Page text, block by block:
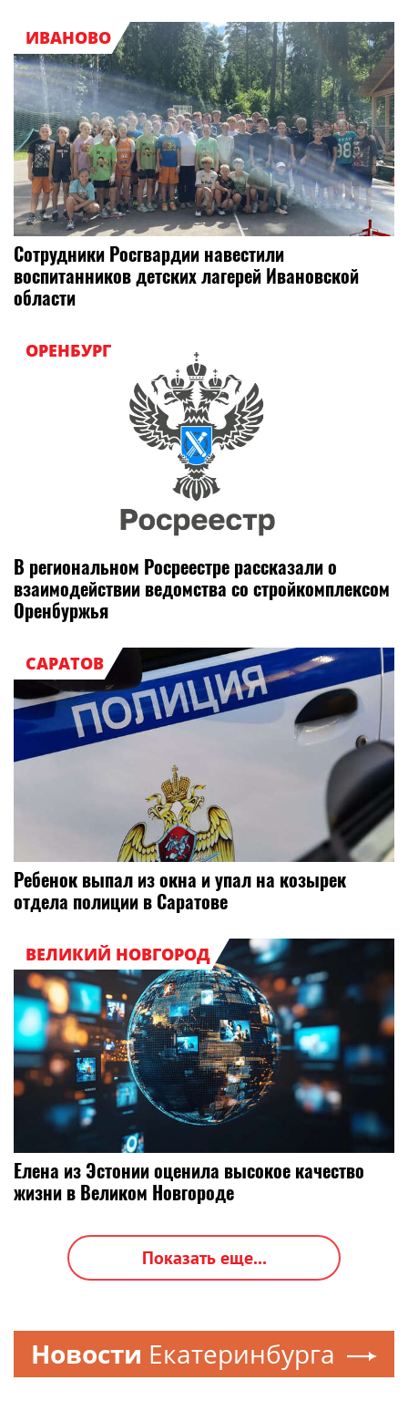
ИВАНОВО
Сотрудники Росгвардии навестили
воспитанников детских лагерей Ивановской
области
ОРЕНБУРГ
В региональном Росреестре рассказали о
взаимодействии ведомства со стройкомплексом
Оренбуржья
САРАТОВ
Ребенок выпал из окна и упал на козырек
отдела полиции в Саратове
ВЕЛИКИЙ НОВГОРОД
Елена из Эстонии оценила высокое качество
жизни в Великом Новгороде
Показать еще...
Новости Екатеринбурга